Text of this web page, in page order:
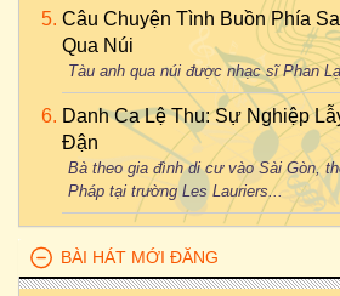
Câu Chuyện Tình Buồn Phía
Qua Núi
Tàu anh qua núi được nhạc sĩ Phan
Danh Ca Lệ Thu: Sự Nghiệp
Đận
Bà theo gia đình di cư vào Sài Gòn,
Pháp tại trường Les Lauriers...
BÀI HÁT MỚI ĐĂNG